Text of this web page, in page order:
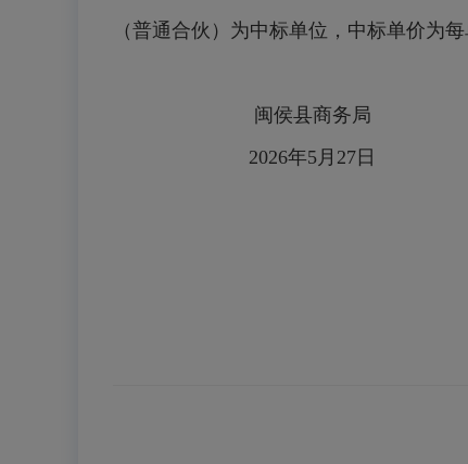
（普通合伙）为中标单位，中标
闽侯县商务局
2026年5月27日